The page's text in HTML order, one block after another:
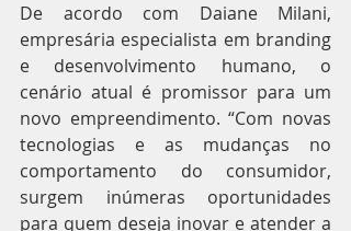
De acordo com Daiane Milani,
empresária especialista em branding
e desenvolvimento humano, o
cenário atual é promissor para um
novo empreendimento. “Com novas
tecnologias e as mudanças no
comportamento do consumidor,
surgem inúmeras oportunidades
para quem deseja inovar e atender a